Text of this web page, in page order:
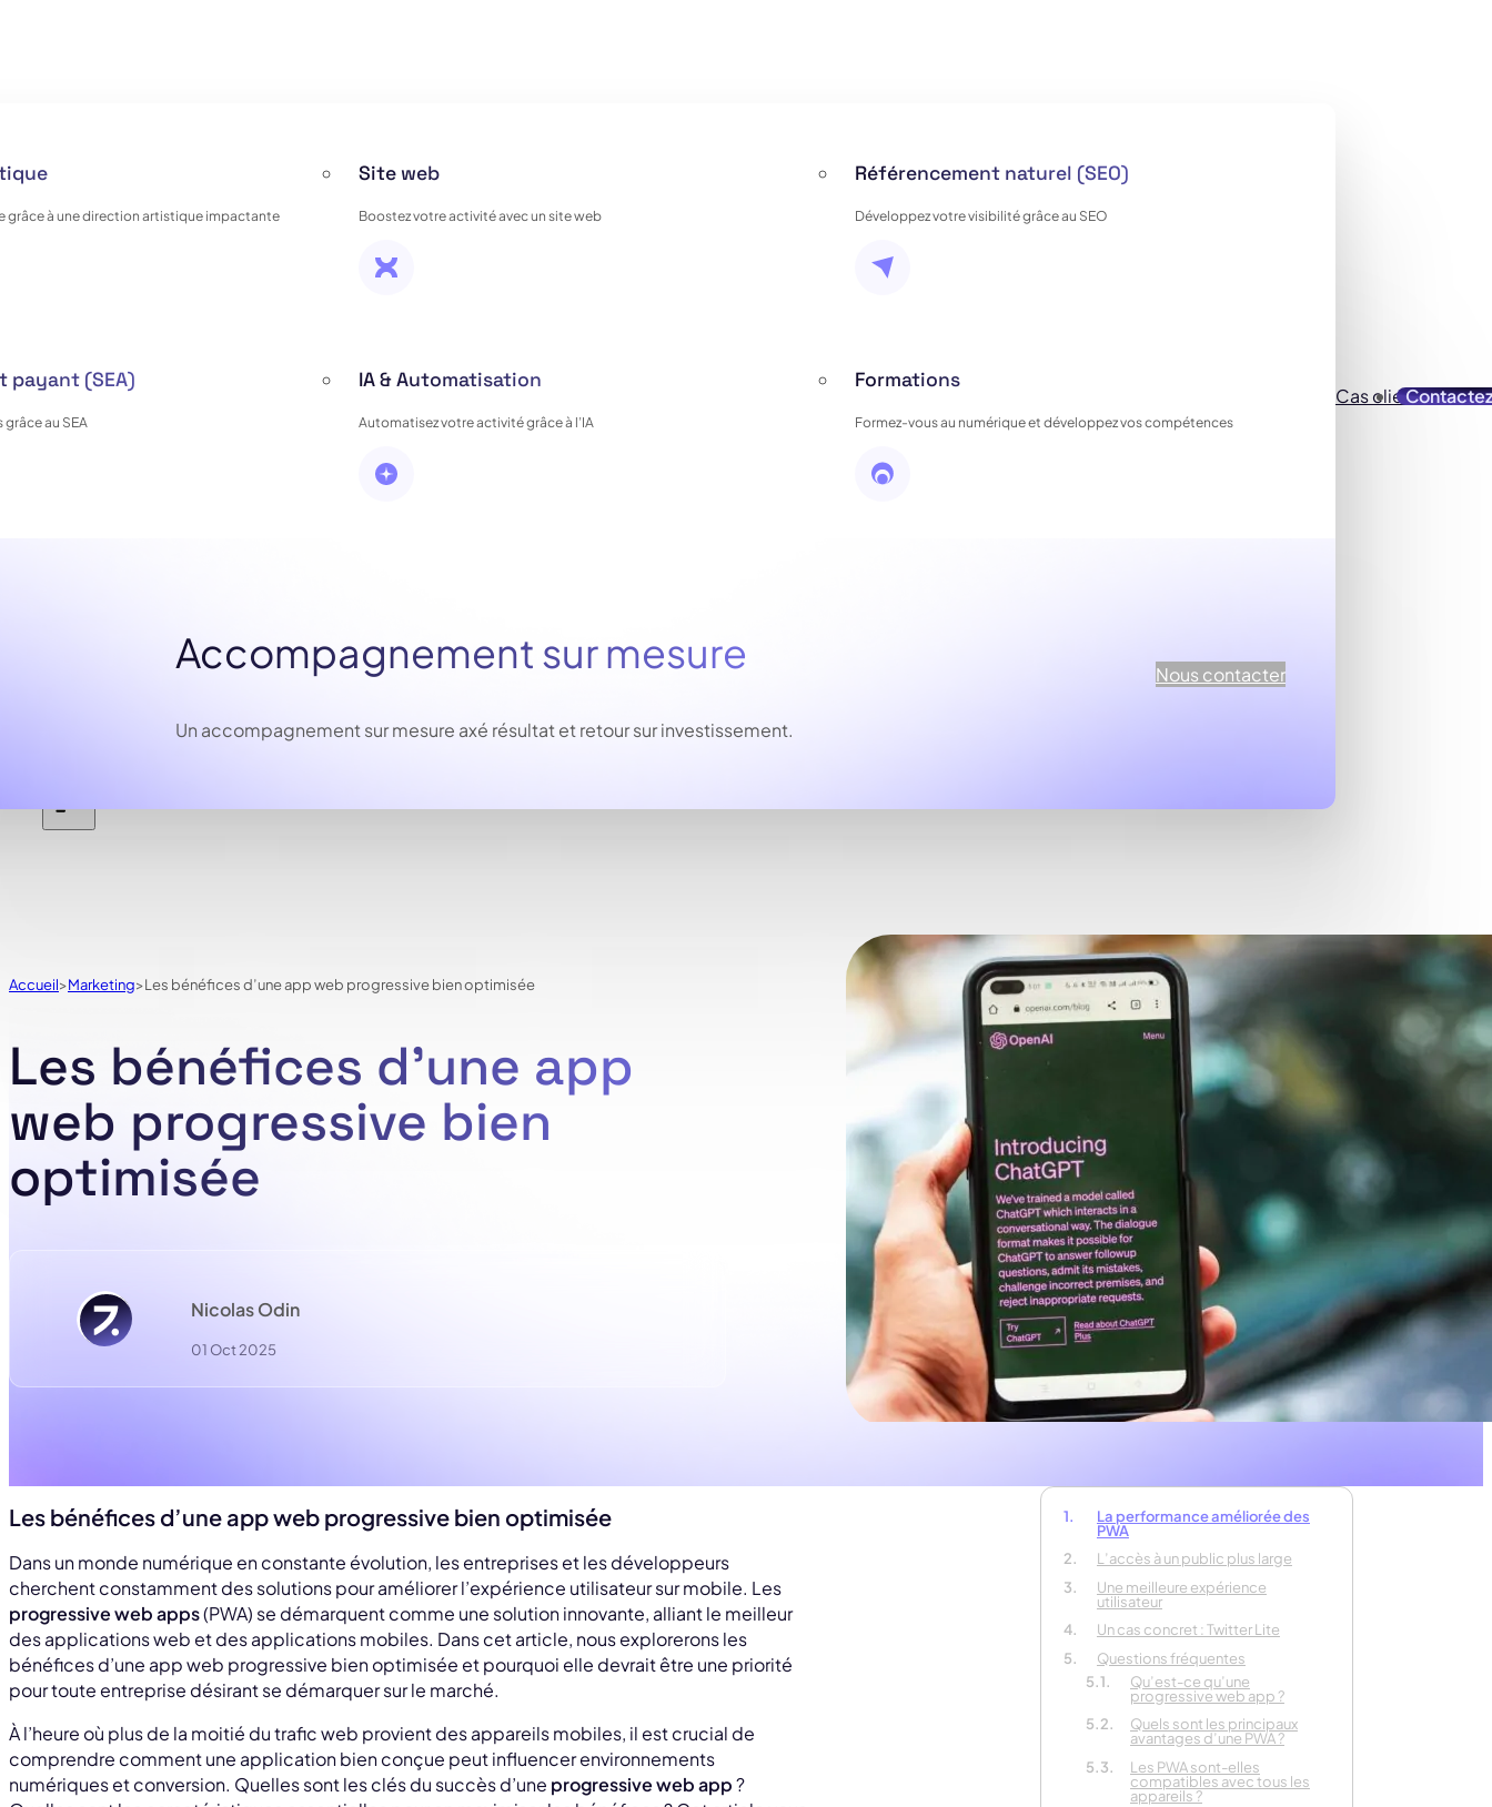
grâce à une direction artistique impactante
Site web
Boostez votre activité avec un site web
Référencement naturel (SEO)
Développez votre visibilité grâce au SEO
payant (SEA)
au SEA
IA & Automatisation
Automatisez votre activité grâce à l’IA
Formations
Formez-vous au numérique et développez vos compétences
Accompagnement sur mesure
Un accompagnement sur mesure axé résultat et retour sur investissement.
Nous contacter
Cas clients
Les bénéfices d’une app
web progressive bien
optimisée
Accueil Marketing Les bénéfices d’une app web progressive bien optimisée
Nicolas Odin
01 Oct 2025
Les bénéfices d’une app web progressive bien optimisée
Dans un monde numérique en constante évolution, les entreprises et les développeurs
cherchent constamment des solutions pour améliorer l’expérience utilisateur sur mobile. Les
progressive web apps(PWA) se démarquent comme une solution innovante, alliant le meilleur
des applications web et des applications mobiles. Dans cet article, nous explorerons les
bénéfices d’une app web progressive bien optimisée et pourquoi elle devrait être une priorité
pour toute entreprise désirant se démarquer sur le marché.
À l’heure où plus de la moitié du trafic web provient des appareils mobiles, il est crucial de
comprendre comment une application bien conçue peut influencer environnements
numériques et conversion. Quelles sont les clés du succès d’une progressive web app?
La performance améliorée des
PWA
L’accès à un public plus large
Une meilleure expérience
utilisateur
Un cas concret : Twitter Lite
Questions fréquentes
Qu’est-ce qu’une
progressive web app ?
Quels sont les principaux
avantages d’une PWA ?
Les PWA sont-elles
compatibles avec tous les
appareils ?